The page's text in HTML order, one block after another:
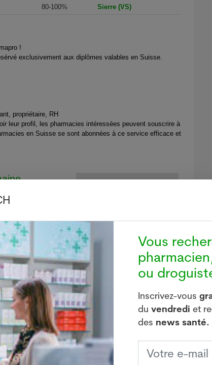
80-100% Sierre (VS)
!
exclusivement aux diplômes valables en Suisse.
propriétaire, RH
leur profil, les pharmacies intéressées peuvent souscrire à
en Suisse se sont abonnées à ce service efficace et
forte
et
en
09
version de Pharmapro.ch. Cet
update permet notamment de
simplifier la création d’un profil
pour candidat/e.
Découvrez les changements
A l'affiche
Interview de pharmaciens
Découvrez des interviews de
pharmacien/ne et assistant/e
en pharmacie
Vous
ou
Inscrivez-vous
du vendredi et
des news santé.